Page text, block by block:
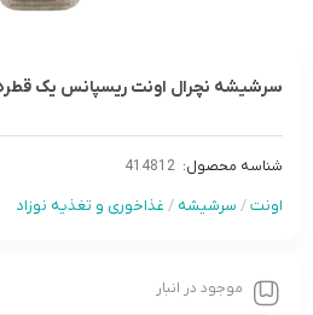
سرشیشه نچرال اونت ریسپانس یک
شناسه محصول: 414812
اونت/ سرشیشه / غذاخوری و تغذیه نوزاد
موجود در انبار